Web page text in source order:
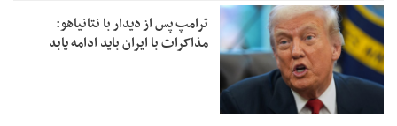
ترامپ پس از دیدار با نتانیاهو:
مذاکرات با ایران باید ادامه یابد